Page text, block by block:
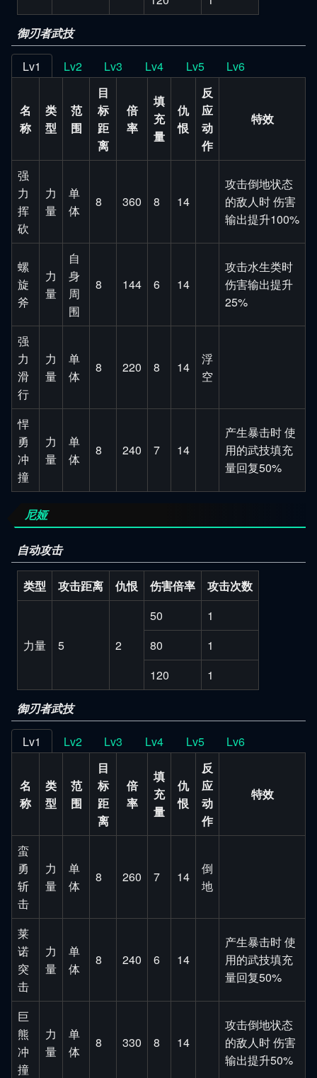
御刃者武技
Lv1 Lv2 Lv3 Lv4 Lv5 Lv6
名
称
类
型
范
围
目
标
距
离
倍
率
填
充
量
仇
恨
反
应
动
作
特效
强
力
挥
砍
力
量
单
体
8 360 8 14
攻击倒地状态
的敌人时 伤害
输出提升100%
螺
旋
斧
力
量
自
身
周
围
8 144 6 14
攻击水生类时
伤害输出提升
25%
强
力
滑
行
力
量
单
体
8 220 8 14
浮
空
悍
勇
冲
撞
力
量
单
体
8 240 7 14
产生暴击时 使
用的武技填充
量回复50%
尼娅
自动攻击
类型 攻击距离 仇恨 伤害倍率 攻击次数
力量 5 2
50
1
80
1
120
1
御刃者武技
Lv1 Lv2 Lv3 Lv4 Lv5 Lv6
名
称
类
型
范
围
目
标
距
离
倍
率
填
充
量
仇
恨
反
应
动
作
特效
蛮
勇
斩
击
力
量
单
体
8 260 7 14
倒
地
莱
诺
突
击
力
量
单
体
8 240 6 14
产生暴击时 使
用的武技填充
量回复50%
巨
熊
冲
撞
力
量
单
体
8 330 8 14
攻击倒地状态
的敌人时 伤害
输出提升50%